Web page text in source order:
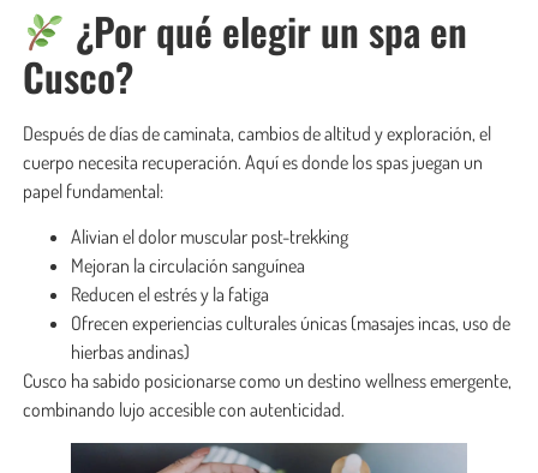
¿Por qué elegir un spa en
Cusco?
Después de días de caminata, cambios de altitud y exploración, el
cuerpo necesita recuperación. Aquí es donde los spas juegan un
papel fundamental:
Alivian el dolor muscular post-trekking
Mejoran la circulación sanguínea
Reducen el estrés y la fatiga
Ofrecen experiencias culturales únicas (masajes incas, uso de
hierbas andinas)
Cusco ha sabido posicionarse como un destino wellness emergente,
combinando lujo accesible con autenticidad.